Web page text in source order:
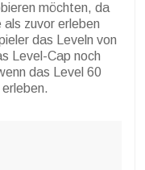
möchten, da
als zuvor erleben
das Leveln von
Level-Cap noch
das Level 60